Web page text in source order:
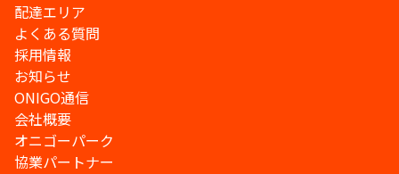
配達エリア
よくある質問
採用情報
お知らせ
ONIGO通信
会社概要
オニゴーパーク
協業パートナー